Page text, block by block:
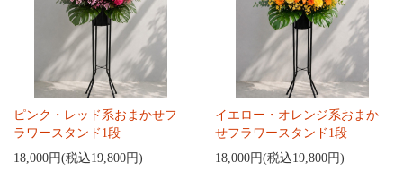
ピンク・レッド系おまかせフ
ラワースタンド1段
18,000円(税込19,800円)
イエロー・オレンジ系おまか
せフラワースタンド1段
18,000円(税込19,800円)